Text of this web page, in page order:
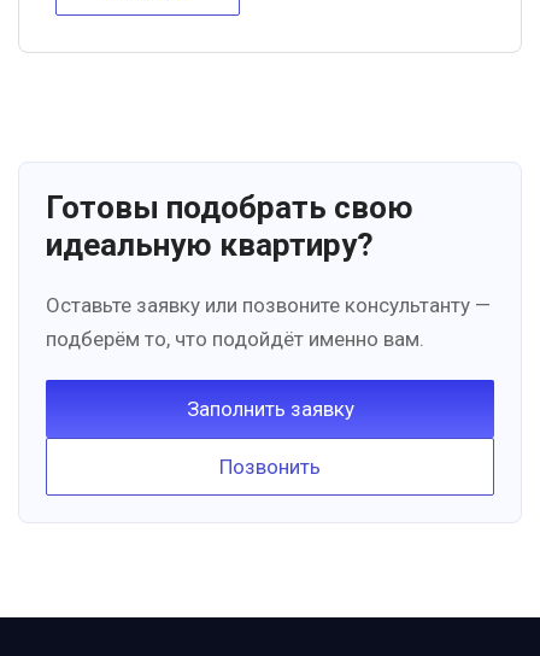
Готовы подобрать свою
идеальную квартиру?
Оставьте заявку или позвоните консультанту —
подберём то, что подойдёт именно вам.
Заполнить заявку
Позвонить